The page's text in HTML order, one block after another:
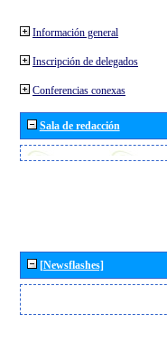
Información general
Inscripción de delegados
Conferencias conexas
Sala de redacción
[Newsflashes]